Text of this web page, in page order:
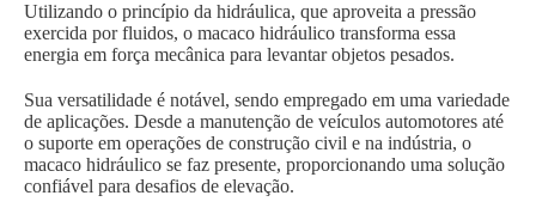
Utilizando o princípio da hidráulica, que aproveita a pressão
exercida por fluidos, o macaco hidráulico transforma essa
energia em força mecânica para levantar objetos pesados.
Sua versatilidade é notável, sendo empregado em uma variedade
de aplicações. Desde a manutenção de veículos automotores até
o suporte em operações de construção civil e na indústria, o
macaco hidráulico se faz presente, proporcionando uma solução
confiável para desafios de elevação.